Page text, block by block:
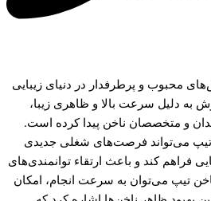
محبوب و پرطرفدار در دنیای زیبایی
به دلیل سرعت بالا و ظاهری زیبا،
و متخصصان ناخن پیدا کرده است.
می‌تواند فرصت‌های شغلی جدیدی
فراهم کند و باعث ارتقاء توانمندی‌های
تیپ می‌توان به سرعت انجام، امکان